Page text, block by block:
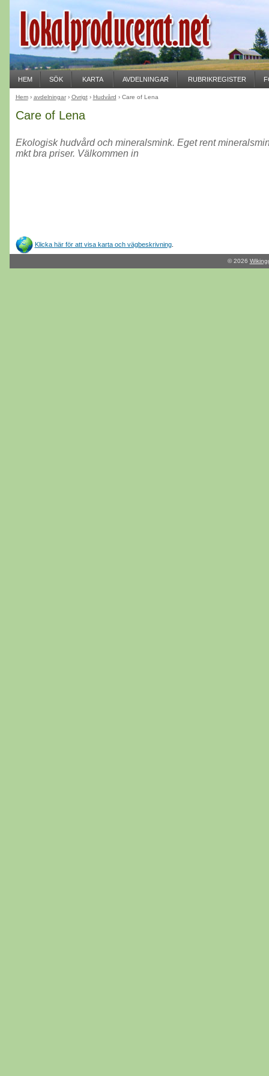
Care of Lena
Ekologisk hudvård och mineralsmink. Eget rent
mkt bra priser. Välkommen in
Klicka här för att visa karta och vägbeskrivning.
Hem› avdelningar› Övrigt› Hudvård › Care of Lena
© 2026
HEM SÖK KARTA AVDELNINGAR RUBRIKREGISTER